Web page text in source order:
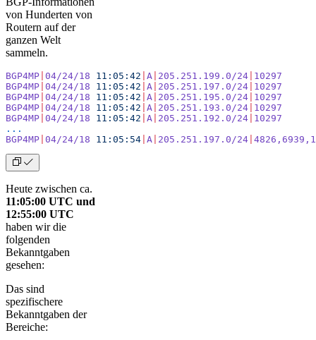
von Hunderten von
Routern auf der
ganzen Welt
sammeln.
BGP4MP 04/24/18 11:05:42 A 205.251.199.0/24 10297
BGP4MP 04/24/18 11:05:42 A 205.251.197.0/24 10297
BGP4MP 04/24/18 11:05:42 A 205.251.195.0/24 10297
BGP4MP 04/24/18 11:05:42 A 205.251.193.0/24 10297
BGP4MP 04/24/18 11:05:42 A 205.251.192.0/24 10297
...
BGP4MP 04/24/18 11:05:54 A 205.251.197.0/24
Heute zwischen ca.
11:05:00 UTC und
12:55:00 UTC
haben wir die
folgenden
Bekanntgaben
gesehen:
Das sind
spezifischere
Bekanntgaben der
Bereiche: